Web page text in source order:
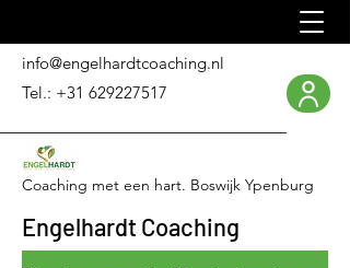
info@engelhardtcoaching.nl
Coaching met een hart. Boswijk Ypenburg
Tel.: +31 629227517
Engelhardt Coaching